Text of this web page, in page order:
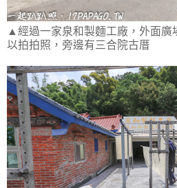
▲經過一家泉和製麵工廠，外面廣
以拍拍照，旁邊有三合院古厝